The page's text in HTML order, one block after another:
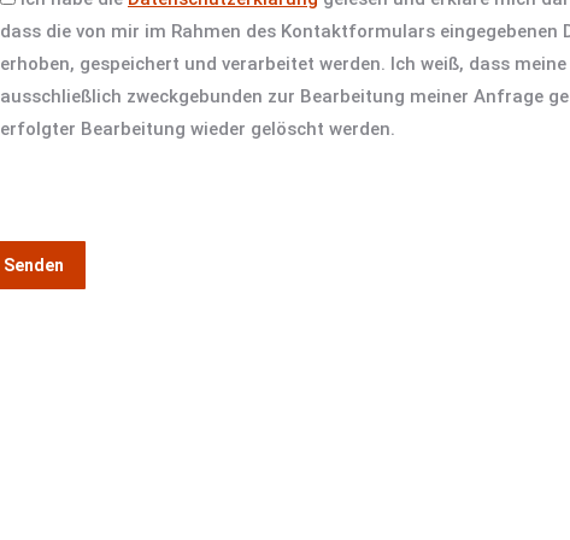
dass die von mir im Rahmen des Kontaktformulars eingegebenen
erhoben, gespeichert und verarbeitet werden. Ich weiß, dass
ausschließlich zweckgebunden zur Bearbeitung meiner Anfrage
erfolgter Bearbeitung wieder gelöscht werden.